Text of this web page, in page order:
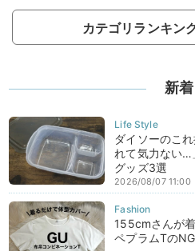
カテゴリランキン
新着
ダイソーのこ
れて気力ない…
グッズ3選
2026/08/07 11:00
155cmさんが
ペプラムTの